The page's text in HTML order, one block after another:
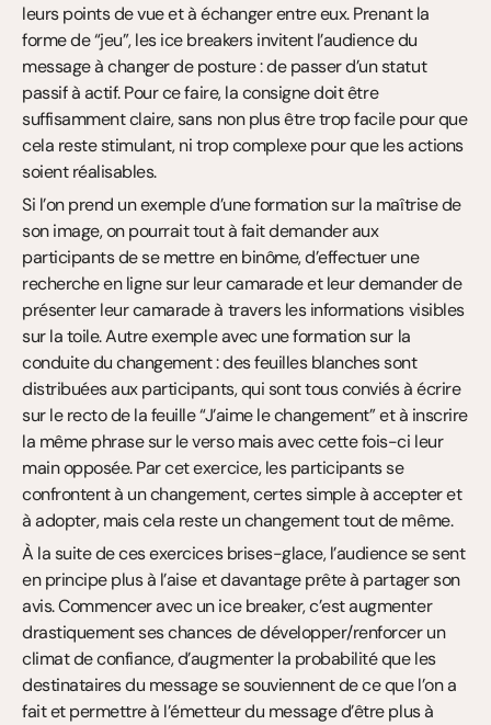
leurs points de vue et à échanger entre eux. Prenant la
forme de “jeu”, les ice breakers invitent l’audience du
message à changer de posture : de passer d’un statut
passif à actif. Pour ce faire, la consigne doit être
suffisamment claire, sans non plus être trop facile pour que
cela reste stimulant, ni trop complexe pour que les actions
soient réalisables.
Si l’on prend un exemple d’une formation sur la maîtrise de
son image, on pourrait tout à fait demander aux
participants de se mettre en binôme, d’effectuer une
recherche en ligne sur leur camarade et leur demander de
présenter leur camarade à travers les informations visibles
sur la toile. Autre exemple avec une formation sur la
conduite du changement : des feuilles blanches sont
distribuées aux participants, qui sont tous conviés à écrire
sur le recto de la feuille “J’aime le changement” et à inscrire
la même phrase sur le verso mais avec cette fois-ci leur
main opposée. Par cet exercice, les participants se
confrontent à un changement, certes simple à accepter et
à adopter, mais cela reste un changement tout de même.
À la suite de ces exercices brises-glace, l’audience se sent
en principe plus à l’aise et davantage prête à partager son
avis. Commencer avec un ice breaker, c’est augmenter
drastiquement ses chances de développer/renforcer un
climat de confiance, d’augmenter la probabilité que les
destinataires du message se souviennent de ce que l’on a
fait et permettre à l’émetteur du message d’être plus à